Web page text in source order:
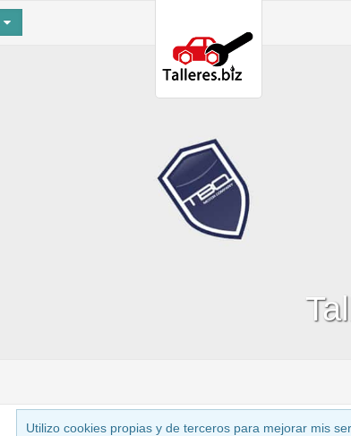
Utilizo cookies propias y de terceros para mejorar mis